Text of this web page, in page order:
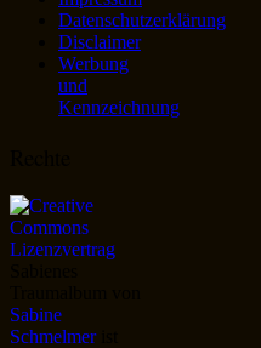
Datenschutzerklärung
Disclaimer
Werbung
und
Kennzeichnung
Sabine
Schmelmerist